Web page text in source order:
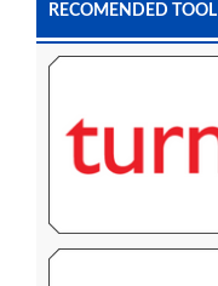
RECOMENDED TOOL